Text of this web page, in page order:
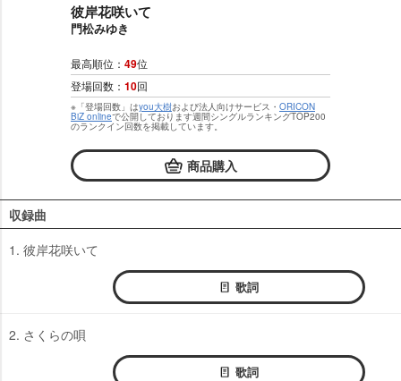
彼岸花咲いて
門松みゆき
最高順位： 49位
登場回数： 10回
※「登場回数」はyou大樹および法人向けサービス・ ORICON
BiZ onlineで公開しております週間シングルランキングTOP200
のランクイン回数を掲載しています。
商品購入
収録曲
1. 彼岸花咲いて
歌詞
2. さくらの唄
歌詞